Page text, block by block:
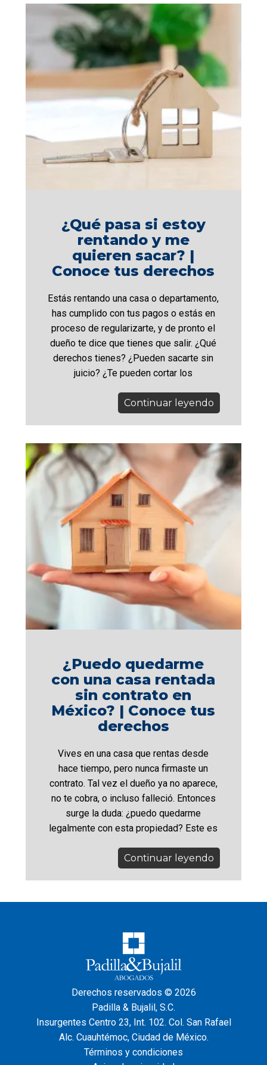
¿Qué pasa si estoy
rentando y me
quieren sacar? |
Conoce tus derechos
Estás rentando una casa o departamento,
has cumplido con tus pagos o estás en
proceso de regularizarte, y de pronto el
dueño te dice que tienes que salir. ¿Qué
derechos tienes? ¿Pueden sacarte sin
juicio? ¿Te pueden cortar los
Continuar leyendo
¿Puedo quedarme
con una casa rentada
sin contrato en
México? | Conoce tus
derechos
Vives en una casa que rentas desde
hace tiempo, pero nunca firmaste un
contrato. Tal vez el dueño ya no aparece,
no te cobra, o incluso falleció. Entonces
surge la duda: ¿puedo quedarme
legalmente con esta propiedad? Este es
Continuar leyendo
Derechos reservados © 2026
Padilla & Bujalil, S.C.
Insurgentes Centro 23, Int. 102. Col. San Rafael
Alc. Cuauhtémoc, Ciudad de México.
Términos y condiciones